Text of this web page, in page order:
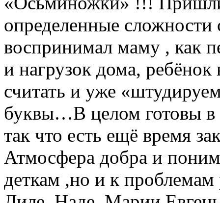
определенные сложности
воспринимал маму , как
и нагрузок дома, ребёнок
считать и уже
буквы…В целом готовы в
так что есть ещё время
Атмосфера добра и
деткам ,но и к